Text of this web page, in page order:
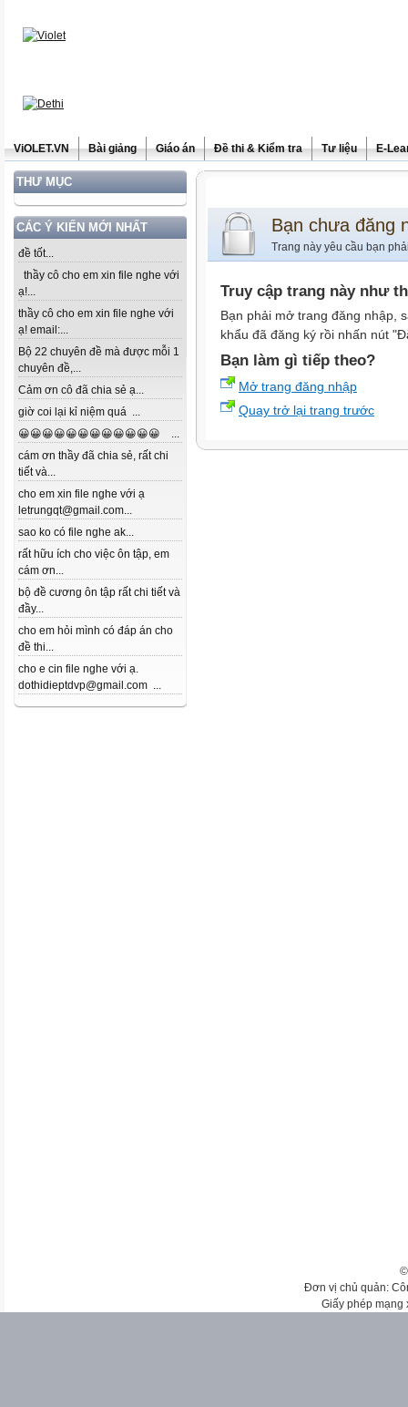
ViOLET.VN Bài giảng Giáo án Đề thi & Kiểm tra Tư liệu E-
THƯ MỤC
CÁC Ý KIẾN MỚI NHẤT
đề tốt...
thầy cô cho em xin file nghe với
ạ!...
thầy cô cho em xin file nghe với
ạ! email:...
Bộ 22 chuyên đề mà được mỗi 1
chuyên đề,...
Cảm ơn cô đã chia sẻ ạ...
giờ coi lại kỉ niệm quá ...
😀😀😀😀😀😀😀😀😀😀😀😀 ...
cám ơn thầy đã chia sẻ, rất chi
tiết và...
cho em xin file nghe với ạ
letrungqt@gmail.com...
sao ko có file nghe ak...
rất hữu ích cho việc ôn tập, em
cám ơn...
bộ đề cương ôn tập rất chi tiết và
đầy...
cho em hỏi mình có đáp án cho
đề thi...
cho e cin file nghe với ạ.
dothidieptdvp@gmail.com ...
Bạn chưa đăng
Trang này yêu cầu bạn
Truy cập trang này như
Bạn phải mở trang đăng nhập,
khẩu đã đăng ký rồi nhấn nút
Bạn làm gì tiếp theo?
Mở trang đăng nhập
Quay trở lại trang trước
Đơn vị chủ quản:
Giấy phép mạng